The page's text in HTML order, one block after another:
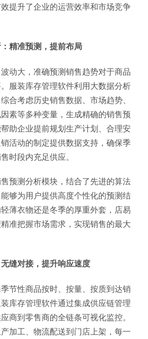
提升了企业的运营效率和市场竞争
精准预测，提前布局
动大，准确预测销售趋势对于商品
服装库存管理软件利用大数据分析
合考虑历史销售数据、市场趋势、
素等多种变量，生成精确的销售预
助企业提前规划生产计划、合理安
活动的制定提供数据支持，确保季
时段内充足供应。
预测分析模块，结合了先进的算法
够为用户提供高度个性化的预测结
薄衣物还是冬季的厚重外套，店易
准把握市场需求，实现销售的最大
缝对接，提升响应速度
节性商品按时、按量、按质到达销
库存管理软件通过集成供应链管理
商到零售商的全链条可视化监控。
加工、物流配送到门店上架，每一